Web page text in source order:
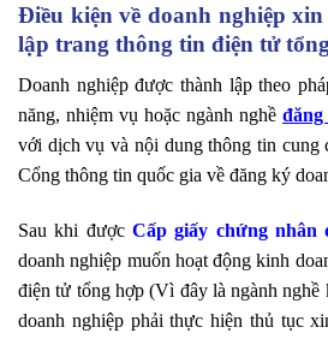
Điều kiện về doanh nghiệp
lập trang thông tin điện tử
Doanh nghiệp được thành lập theo
năng, nhiệm vụ hoặc ngành nghề
với dịch vụ và nội dung thông tin cung
Cổng thông tin quốc gia về đăng ký
Sau khi được Cấp giấy chứng nhân
doanh nghiệp muốn hoạt động kinh
điện tử tổng hợp (Vì đây là ngành nghề
doanh nghiệp phải thực hiện thủ tục